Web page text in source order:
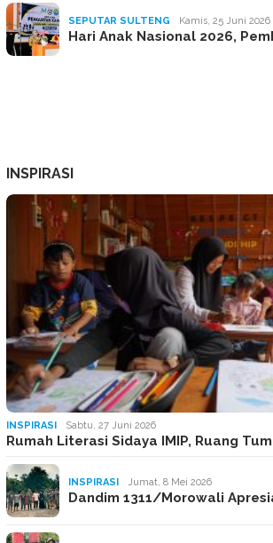
SEPUTAR SULTENG Kamis, 25 Juni 2026
Hari Anak Nasional 2026,
INSPIRASI
INSPIRASI Sabtu, 27 Juni 2026
Rumah Literasi Sidaya IMIP, Ruang
INSPIRASI Jumat, 8 Mei 2026
Dandim 1311/Morowali